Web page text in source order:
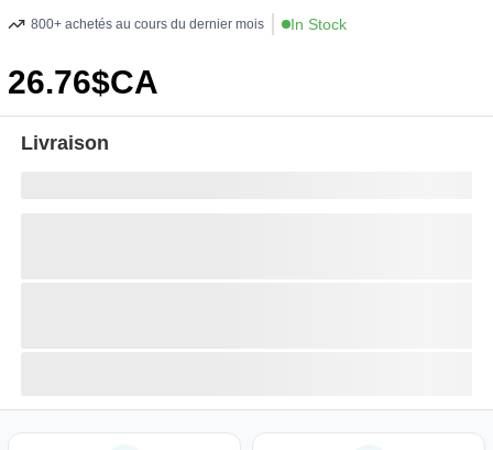
800+ achetés au cours du dernier mois In Stock
26.76$CA
Livraison